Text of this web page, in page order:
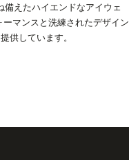
備えたハイエンドなアイウェ
マンスと洗練されたデザイン
供しています。